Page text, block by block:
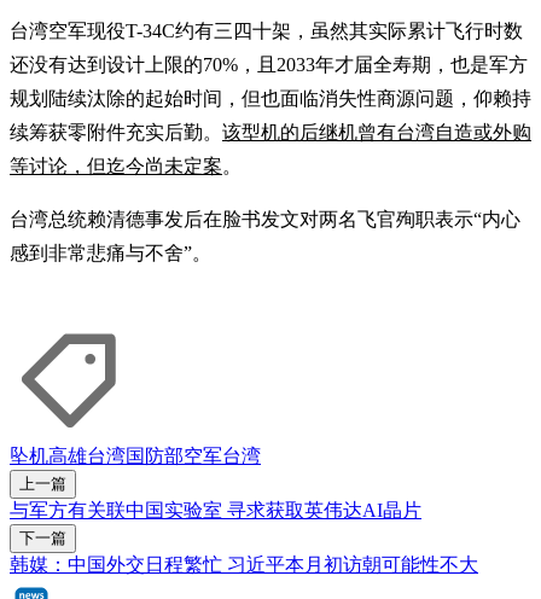
台湾空军现役T-34C约有三四十架，虽然其实际累计飞行时数
还没有达到设计上限的70%，且2033年才届全寿期，也是军方
规划陆续汰除的起始时间，但也面临消失性商源问题，仰赖持
续筹获零附件充实后勤。 该型机的后继机曾有台湾自造或外购
等讨论，但迄今尚未定案。
台湾总统赖清德事发后在脸书发文对两名飞官殉职表示“内心
感到非常悲痛与不舍”。
坠机高雄台湾国防部空军台湾
上一篇
与军方有关联中国实验室 寻求获取英伟达AI晶片
下一篇
韩媒：中国外交日程繁忙 习近平本月初访朝可能性不大